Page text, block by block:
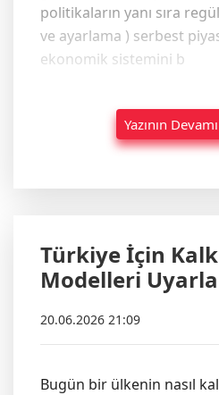
politikaların yanı sıra
ve ayarlama ) serbest piyasa kapitalist
ekonomik sistemini b
Yazının
Türkiye İçin
Modelleri
20.06.2026 21:09
Bugün bir ülkenin nasıl